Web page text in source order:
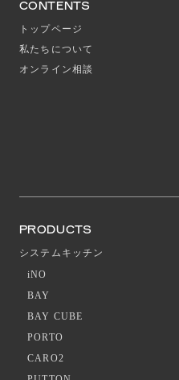
CONTENTS
トップページ
私たちについて
オンライン相談
PRODUCTS
システムキッチン
iNO
BAY
BAY CUBE
PORTO
CARO2